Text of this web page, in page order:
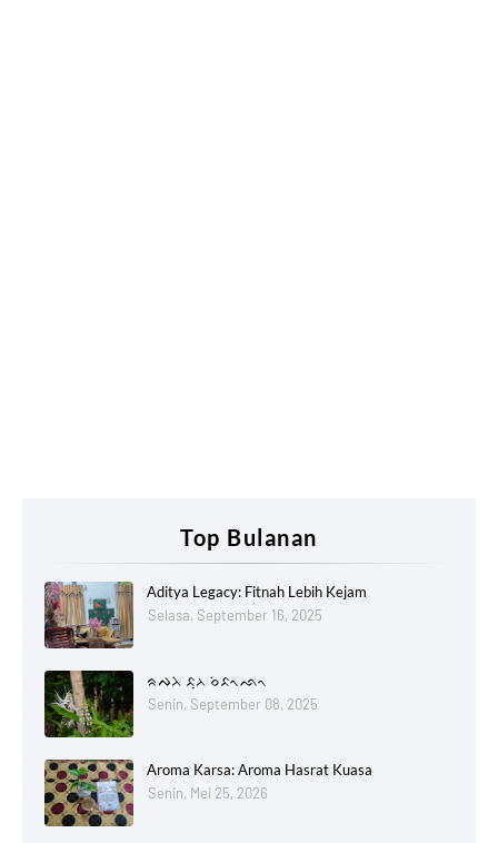
Top Bulanan
Aditya Legacy: Fitnah Lebih Kejam
Selasa, September 16, 2025
ᨑᨄᨂᨗ ᨅᨘᨂ ᨔᨗᨅᨚᨒᨚ
Senin, September 08, 2025
Aroma Karsa: Aroma Hasrat Kuasa
Senin, Mei 25, 2026